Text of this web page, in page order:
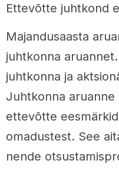
Ettevõtte juhtkond
Majandusaasta
juhtkonna
juhtkonna ja
Juhtkonna aruanne
ettevõtte
omadustest. See
nende